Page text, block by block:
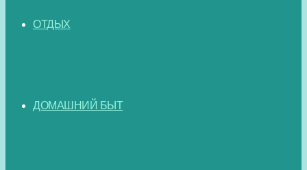
ОТДЫХ
ДОМАШНИЙ БЫТ